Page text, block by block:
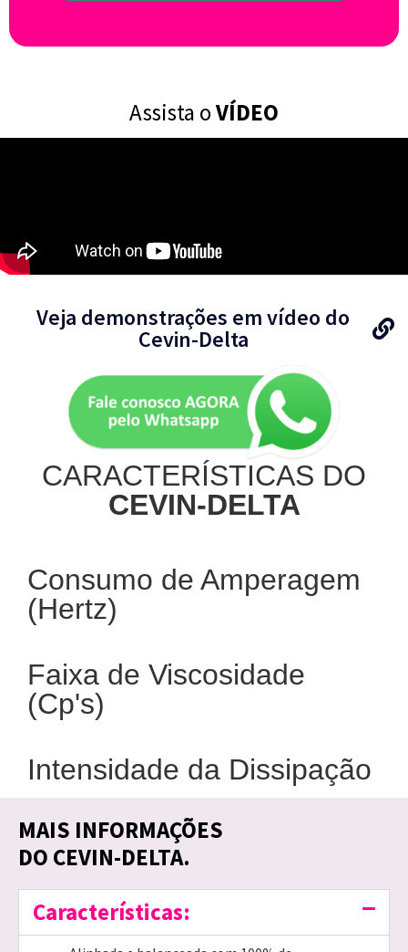
Assista oVÍDEO
Veja demonstrações em vídeo do
Cevin-Delta
CARACTERÍSTICAS DO
CEVIN-DELTA
Consumo de Amperagem
(Hertz)
Faixa de Viscosidade
(Cp's)
Intensidade da Dissipação
MAIS INFORMAÇÕES
DO CEVIN-DELTA.
Características: